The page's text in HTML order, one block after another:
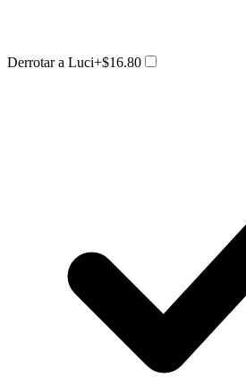
Derrotar a Luci+$16.80